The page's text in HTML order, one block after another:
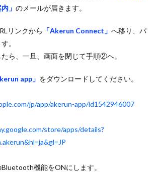
」 のメールが届きます。
リンクから 「Akerun Connect」 へ移り、パ
。
ら、一旦、画面を閉じて手順②へ。
app」 をダウンロードしてください。
jp/app/akerun-app/id1542946007
store/apps/details?
機能をONにします。